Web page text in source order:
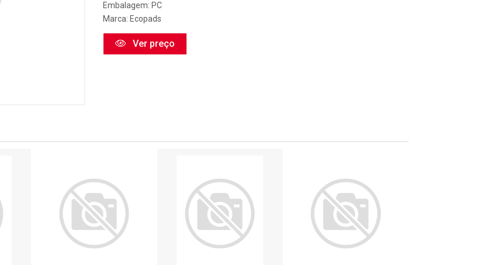
Embalagem: PC
Marca: Ecopads
Ver preço